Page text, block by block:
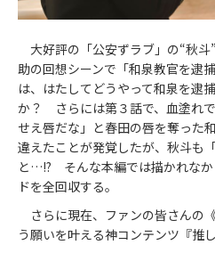
大好評の「公安ずラブ」の“秋斗
助の回想シーンで「和泉教官を逮
は、はたしてどうやって和泉を逮
か？ さらには第３話で、血塗れ
せえ唇だな」と春田の唇を奪った
違えたことが発覚したが、秋斗も
と…!? そんな本編では描かれなか
ドを全回収する。
さらに現在、ファンの皆さんの
う願いを叶える神コンテンツ『推